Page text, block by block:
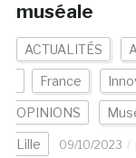
muséale
ACTUALITÉS
France
OPINIONS
Lille 09/10/2023